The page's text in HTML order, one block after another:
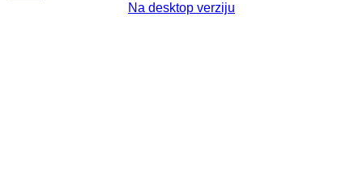
Na desktop verziju